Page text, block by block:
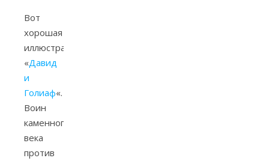
Вот
хорошая
иллюстрация,
«Давид
и
Голиаф«.
Воин
каменного
века
против